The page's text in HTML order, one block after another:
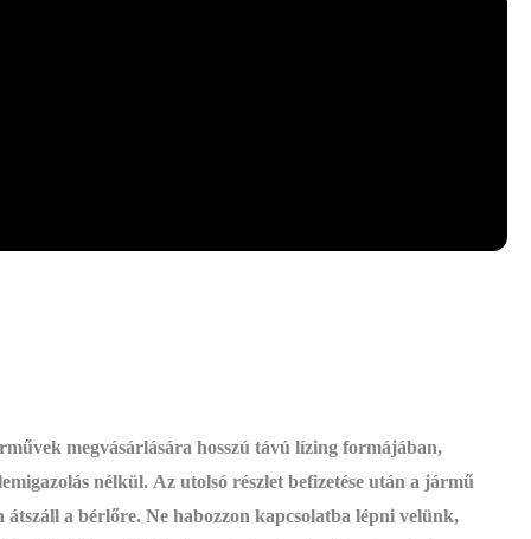
megvásárlására hosszú távú lízing formájában,
nélkül. Az utolsó részlet befizetése után a jármű
a bérlőre. Ne habozzon kapcsolatba lépni velünk,